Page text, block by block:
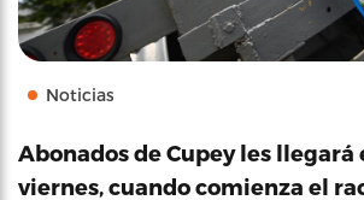
Noticias
Abonados de Cupey les llegará
viernes, cuando comienza el